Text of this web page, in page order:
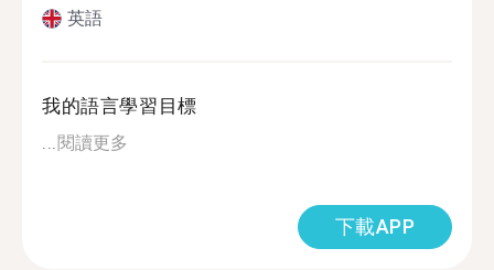
英語
我的語言學習目標
...閱讀更多
下載APP